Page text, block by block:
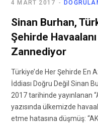
4 MART 2017
Sinan Burhan,
Şehirde
Zannediyor
Türkiye’de Her Şehirde En
İddiası Doğru Değil Sinan
2017 tarihinde yayınlanan
yazısında ülkemizde
etme hatasına düşmüş: